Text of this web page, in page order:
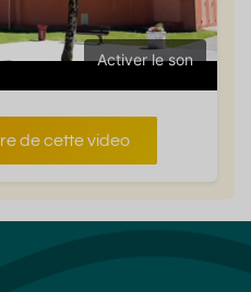
Activer le son
de cette video